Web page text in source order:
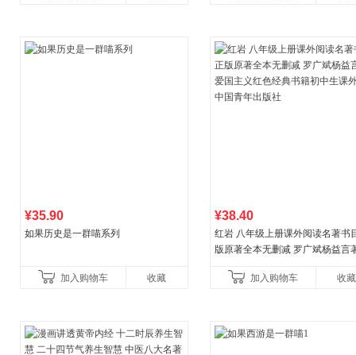
¥35.90
如果历史是一群喵系列
加入购物车 收藏
¥38.40
红岩 八年级上册课外阅读名著书
版原著全本无删减 罗广斌杨益言
国青年出版社加入购物车 收藏